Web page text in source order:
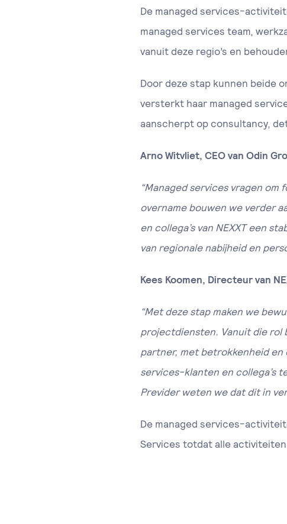
De managed services-
managed services team,
vanuit deze regio’s en
Door deze stap kunnen beide
versterkt haar managed
aanscherpt op consultancy,
Arno Witvliet, CEO van Odin
“Managed services vragen
overname bouwen we verder
en collega’s van NEXXT een
van regionale nabijheid en
Kees Koomen, Directeur van
“Met deze stap maken we
projectdiensten. Vanuit die rol
partner, met betrokkenheid en
services-klanten en collega’s
Previder weten we dat dit in
De managed services-
Services totdat alle